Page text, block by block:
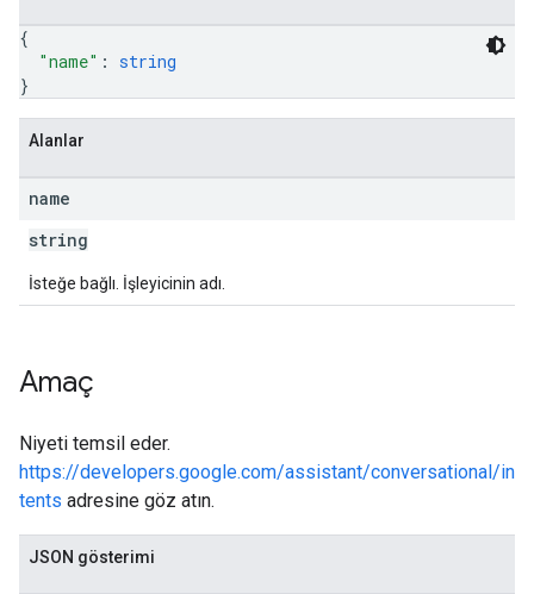
{
"name" : string
}
Alanlar
name
string
İsteğe bağlı. İşleyicinin adı.
Amaç
Niyeti temsil eder.
https://developers.google.com/assistant/conversational/in
tents adresine göz atın.
JSON gösterimi